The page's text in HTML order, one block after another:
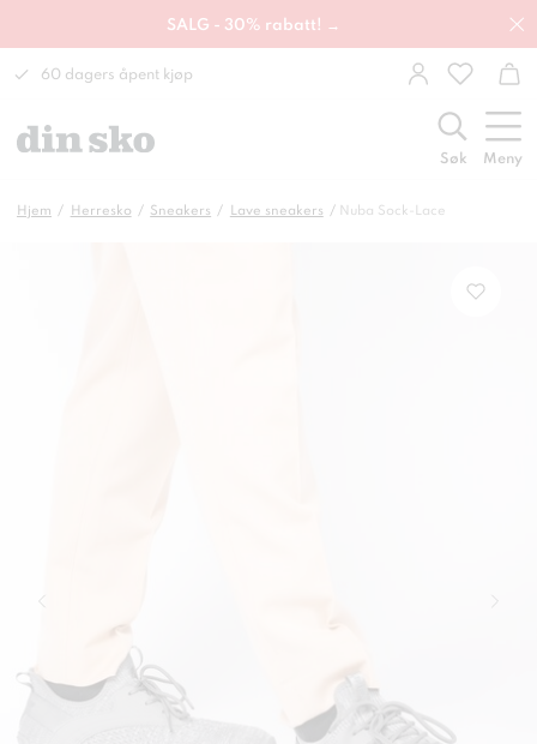
SALG - 30% rabatt! →
60 dagers åpent kjøp
Søk Meny
Hjem Herresko Sneakers Lave sneakers Nuba Sock-Lace